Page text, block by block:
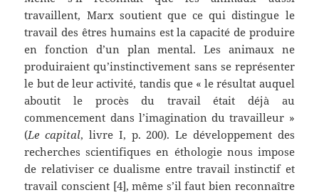
travaillent, Marx soutient que ce qui distingue le
travail des êtres humains est la capacité de produire
en fonction d’un plan mental. Les animaux ne
produiraient qu’instinctivement sans se représenter
le but de leur activité, tandis que « le résultat auquel
aboutit le procès du travail était déjà au
commencement dans l’imagination du travailleur »
(Le capital, livre I, p. 200). Le développement des
recherches scientifiques en éthologie nous impose
de relativiser ce dualisme entre travail instinctif et
travail conscient [4], même s’il faut bien reconnaître